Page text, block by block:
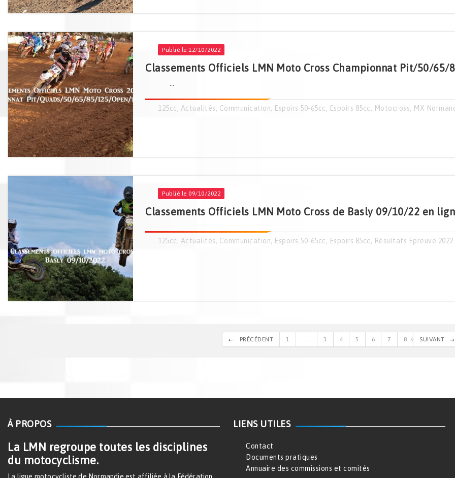
Publié le 12/10/2022
Classements Officiels LMN Moto Cross Championnat Pit/50/
...
125cc, Actualités, Communication, Espoirs 50-65cc, Espoirs 85cc, Motocross, MX
Publié le 09/10/2022
Classements Officiels LMN Moto Cross de Basly 09/10/22 en
125cc, Actualités, Communication, Espoirs 50-65cc, Espoirs 85cc, Résultats Épreuve 2022
PRÉCÉDENT 1 . . . 3 4 5 6 7 8 SUIVANT
À PROPOS
La LMN regroupe toutes les disciplines
du motocyclisme.
LIENS UTILES
Contact
Documents pratiques
Annuaire des commissions et comités